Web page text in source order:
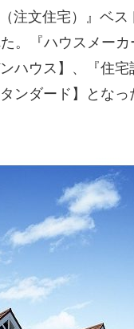
注文住宅）』ベス
。『ハウスメー
ハウス】、『住
ンダード】となっ